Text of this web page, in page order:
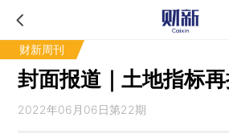
财新周刊
封面报道｜土地指标
2022年06月06日第22期